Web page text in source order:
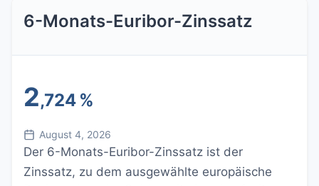
6-Monats-Euribor-Zinssatz
2,724 %
August 4, 2026
Der 6-Monats-Euribor-Zinssatz ist der
Zinssatz, zu dem ausgewählte europäische